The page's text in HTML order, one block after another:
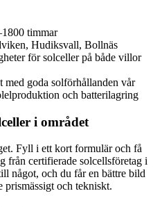
timmar
Hudiksvall, Bollnäs
för solceller på både villor
goda solförhållanden vår
och batterilagring
i området
Fyll i ett kort formulär och få
från certifierade solcellsföretag i
något, och du får en bättre bild
och tekniskt.